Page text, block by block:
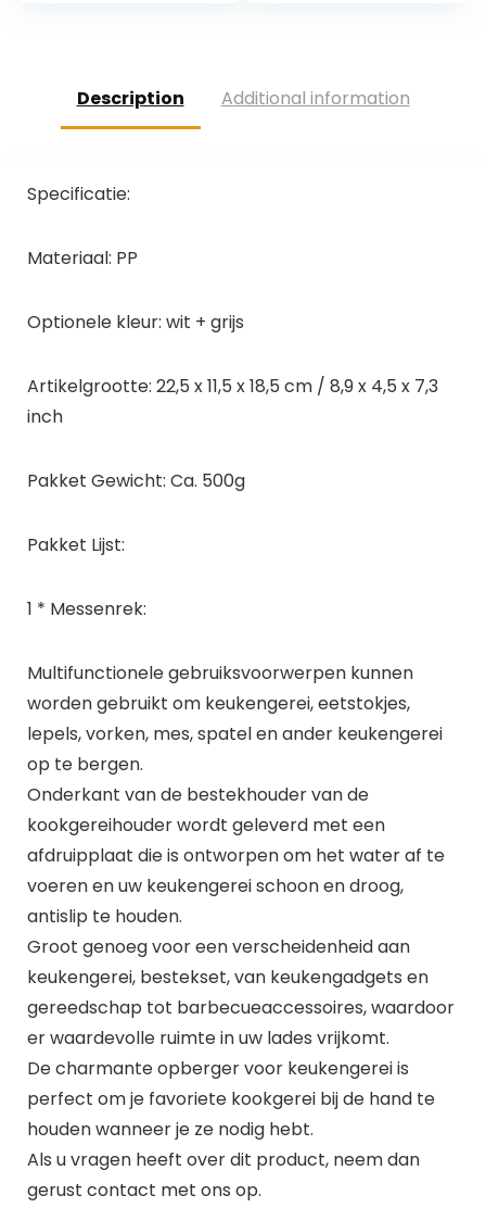
Description Additional information
Specificatie:
Materiaal: PP
Optionele kleur: wit + grijs
Artikelgrootte: 22,5 x 11,5 x 18,5 cm / 8,9 x 4,5 x 7,3
inch
Pakket Gewicht: Ca. 500g
Pakket Lijst:
1 * Messenrek:
Multifunctionele gebruiksvoorwerpen kunnen
worden gebruikt om keukengerei, eetstokjes,
lepels, vorken, mes, spatel en ander keukengerei
op te bergen.
Onderkant van de bestekhouder van de
kookgereihouder wordt geleverd met een
afdruipplaat die is ontworpen om het water af te
voeren en uw keukengerei schoon en droog,
antislip te houden.
Groot genoeg voor een verscheidenheid aan
keukengerei, bestekset, van keukengadgets en
gereedschap tot barbecueaccessoires, waardoor
er waardevolle ruimte in uw lades vrijkomt.
De charmante opberger voor keukengerei is
perfect om je favoriete kookgerei bij de hand te
houden wanneer je ze nodig hebt.
Als u vragen heeft over dit product, neem dan
gerust contact met ons op.